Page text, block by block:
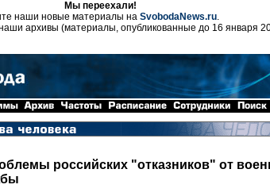
Мы переехали!
наши новые материалы на SvobodaNews.ru.
архивы (материалы, опубликованные до 16 января
российских "отказников" от